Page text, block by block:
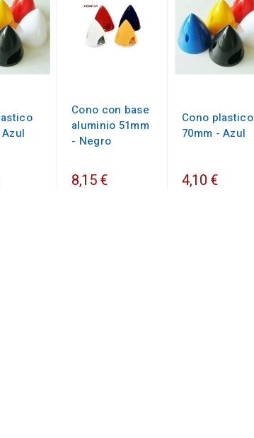
Cono con base
aluminio 51mm
- Negro
8,15 €
Cono plastico
70mm - Azul
4,10 €